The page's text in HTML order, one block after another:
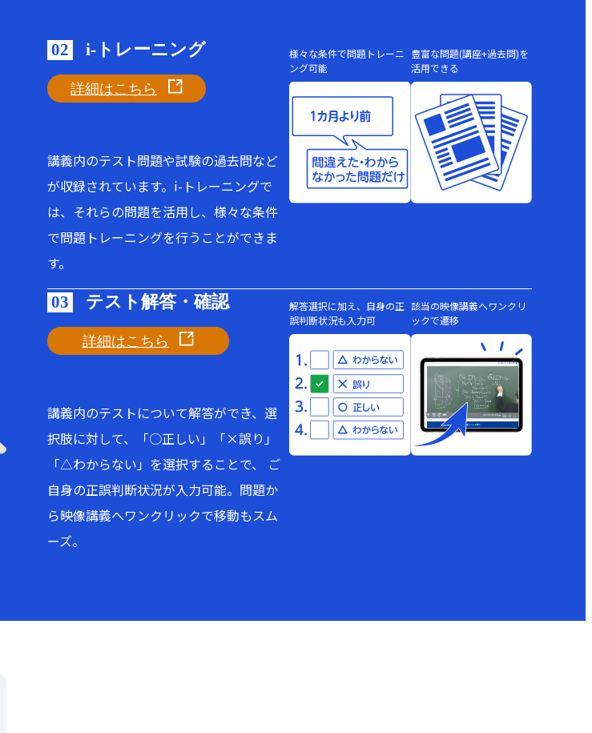
02 i-トレーニング
詳細はこちら
講義内のテスト問題や試験の過去問など
が収録されています。i-トレーニングで
は、それらの問題を活用し、様々な条件
で問題トレーニングを行うことができま
す。
様々な条件で問題トレーニ
ング可能
豊富な問題(講座+過去問)を
活用できる
03 テスト解答・確認
詳細はこちら
講義内のテストについて解答ができ、選
択肢に対して、「○正しい」「×誤り」
「△わからない」を選択することで、 ご
自身の正誤判断状況が入力可能。問題か
ら映像講義へワンクリックで移動もスム
ーズ。
解答選択に加え、自身の正
誤判断状況も入力可
該当の映像講義へワンクリ
ックで遷移